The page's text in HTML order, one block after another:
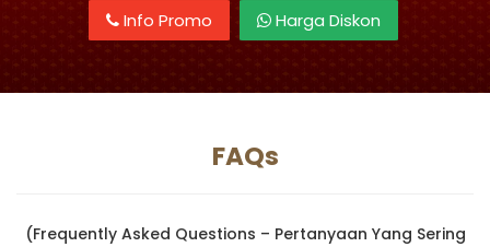
Info Promo Harga Diskon
FAQs
(Frequently Asked Questions – Pertanyaan Yang Sering